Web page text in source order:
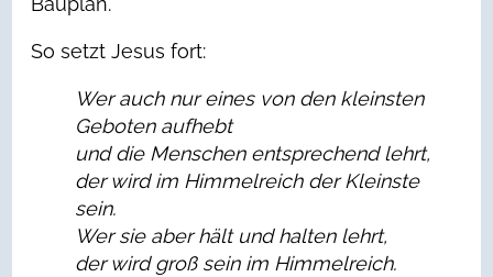
So setzt Jesus fort:
Wer auch nur eines von den kleinsten
Geboten aufhebt
und die Menschen entsprechend lehrt,
der wird im Himmelreich der Kleinste
sein.
Wer sie aber hält und halten lehrt,
der wird groß sein im Himmelreich.